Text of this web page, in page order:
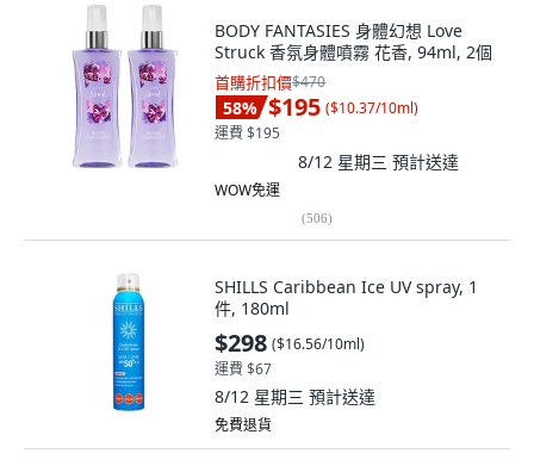
BODY FANTASIES 身體幻想 Love
Struck 香氛身體噴霧 花香, 94ml, 2個
首購折扣價$470
58% $195 ($10.37/10ml)
運費 $195
8/12 星期三 預計送達
WOW免運
(506)
SHILLS Caribbean Ice UV spray, 1
件, 180ml
$298 ($16.56/10ml)
運費 $67
8/12 星期三 預計送達
免費退貨